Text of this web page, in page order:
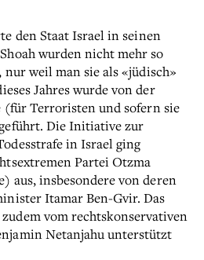
den Staat Israel in seinen
wurden nicht mehr so
weil man sie als «jüdisch»
Jahres wurde von der
(für Terroristen und sofern sie
Die Initiative zur
in Israel ging
Partei Otzma
aus, insbesondere von deren
Itamar Ben-Gvir. Das
vom rechtskonservativen
Netanjahu unterstützt